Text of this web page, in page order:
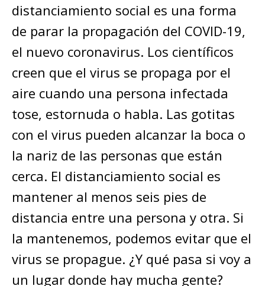
distanciamiento social es una forma
de parar la propagación del COVID-19,
el nuevo coronavirus. Los científicos
creen que el virus se propaga por el
aire cuando una persona infectada
tose, estornuda o habla. Las gotitas
con el virus pueden alcanzar la boca o
la nariz de las personas que están
cerca. El distanciamiento social es
mantener al menos seis pies de
distancia entre una persona y otra. Si
la mantenemos, podemos evitar que el
virus se propague. ¿Y qué pasa si voy a
un lugar donde hay mucha gente?